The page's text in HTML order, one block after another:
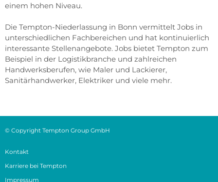
einem hohen Niveau.
Die Tempton-Niederlassung in Bonn vermittelt Jobs in
unterschiedlichen Fachbereichen und hat kontinuierlich
interessante Stellenangebote. Jobs bietet Tempton zum
Beispiel in der Logistikbranche und zahlreichen
Handwerksberufen, wie Maler und Lackierer,
Sanitärhandwerker, Elektriker und viele mehr.
© Copyright Tempton Group GmbH
Kontakt
Karriere bei Tempton
Impressum